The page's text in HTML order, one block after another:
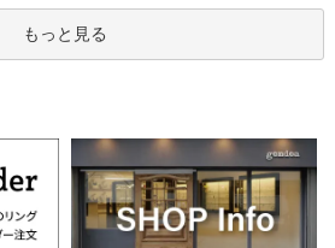
もっと見る